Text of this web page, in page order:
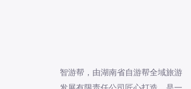
智游帮，由湖南省自游帮全域旅游